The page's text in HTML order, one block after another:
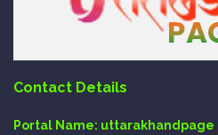
Contact Details
Portal Name: uttarakhandpage